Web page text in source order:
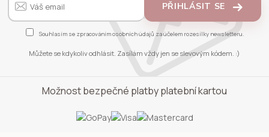
PŘIHLÁSIT SE
Souhlasím se zpracováním osobních údajů za účelem rozesílky newsletteru.
Můžete se kdykoliv odhlásit. Zasílám vždy jen se slevovým kódem. :)
Možnost bezpečné platby platební kartou